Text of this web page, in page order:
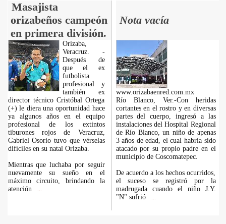
Masajista
orizabeños campeón
en primera división.
Nota vacía
Orizaba,
Veracruz. -
Después de
que el ex
futbolista
profesional y
también ex
director técnico Cristóbal Ortega
(+) le diera una oportunidad hace
ya algunos años en el equipo
profesional de los extintos
tiburones rojos de Veracruz,
Gabriel Osorio tuvo que vérselas
difíciles en su natal Orizaba.
Mientras que luchaba por seguir
nuevamente su sueño en el
máximo circuito, brindando la
atención
www.orizabaenred.com.mx
Río Blanco, Ver.-Con heridas
cortantes en el rostro y en diversas
partes del cuerpo, ingresó a las
instalaciones del Hospital Regional
de Río Blanco, un niño de apenas
3 años de edad, el cual habría sido
atacado por su propio padre en el
municipio de Coscomatepec.
De acuerdo a los hechos ocurridos,
el suceso se registró por la
madrugada cuando el niño J.Y.
"N" sufrió